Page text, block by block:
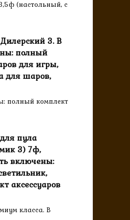
(настольный, с
3. В
полный
для игры,
для шаров,
полный комплект
пула
3) 7ф,
включены:
аксессуаров
класса. В